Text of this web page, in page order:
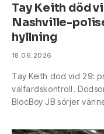
Tay Keith död
Nashville-
hyllning
18.06.2026
Tay Keith död vid 29:
välfärdskontroll.
BlocBoy JB sörjer